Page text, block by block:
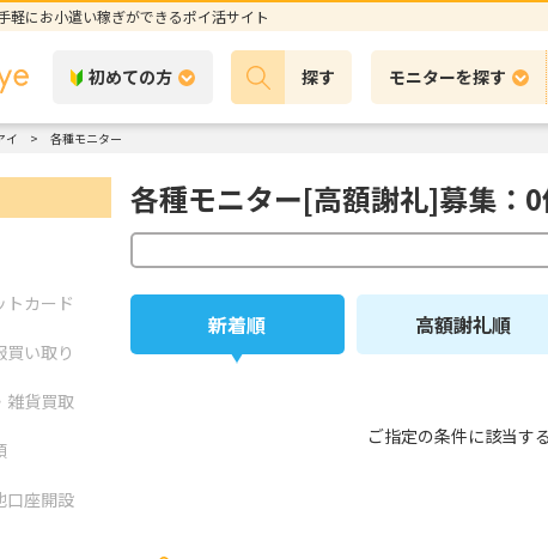
軽にお小遣い稼ぎができるポイ活サイト
初めての方 探す モニターを探す
イ 各種モニター
トカード
買い取り
雑貨買取
口座開設
各種モニター[高額謝礼]募集：
新着順 高額謝礼順
ご指定の条件に該当す